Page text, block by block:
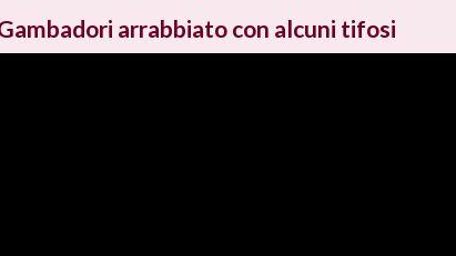
arrabbiato con alcuni tifosi